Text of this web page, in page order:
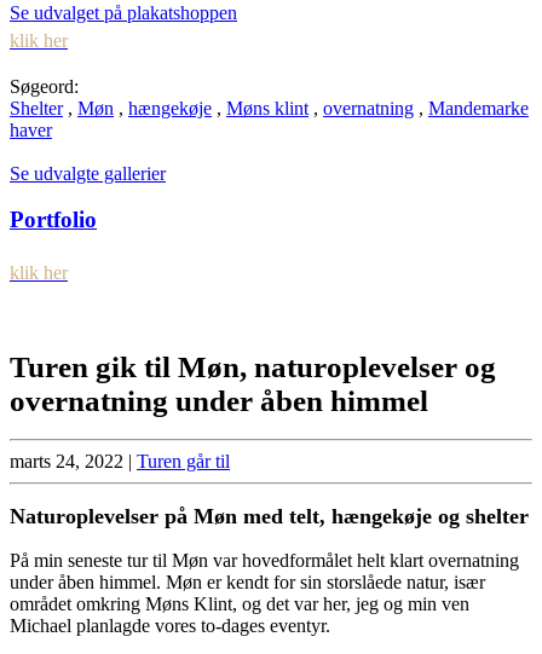
Se udvalget på plakatshoppen
klik her
Søgeord:
Shelter, Møn , hængekøje , Møns klint , overnatning , Mandemarke
haver
Se udvalgte gallerier
Portfolio
klik her
Turen gik til Møn, naturoplevelser og
overnatning under åben himmel
marts 24, 2022 | Turen går til
Naturoplevelser på Møn med telt, hængekøje og shelter
På min seneste tur til Møn var hovedformålet helt klart overnatning
under åben himmel. Møn er kendt for sin storslåede natur, især
området omkring Møns Klint, og det var her, jeg og min ven
Michael planlagde vores to-dages eventyr.